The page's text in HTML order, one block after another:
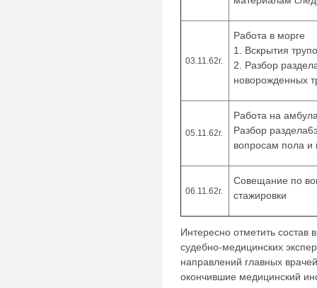
03.11.62г.
Работа в морге
1. Вскрытия
2. Разбор
новорожденных
05.11.62г.
Работа на
Разбор
вопросам пола и
06.11.62г.
Совещание по
стажировки
Интересно отметить состав
судебно-медицинских
направлений главных
окончившие медицинский